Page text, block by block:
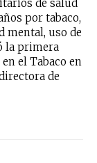
de salud
por tabaco,
mental, uso de
la primera
el Tabaco en
de